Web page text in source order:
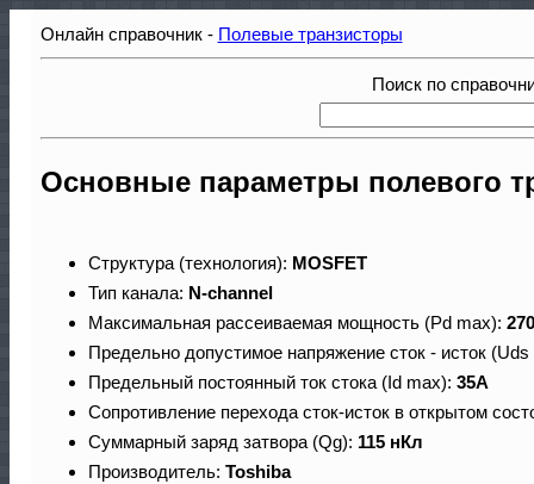
Онлайн справочник - Полевые транзисторы
Поиск по
Основные параметры полевого
Структура (технология): MOSFET
Тип канала: N-channel
Максимальная рассеиваемая мощность (Pd max):
Предельно допустимое напряжение сток - исток
Предельный постоянный ток стока (Id max): 35A
Сопротивление перехода сток-исток в открытом
Суммарный заряд затвора (Qg): 115 нКл
Производитель: Toshiba